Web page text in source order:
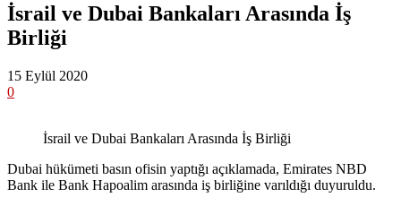
İsrail ve Dubai Bankaları Arasında İş
Birliği
15 Eylül 2020
0
İsrail ve Dubai Bankaları Arasında İş Birliği
Dubai hükümeti basın ofisin yaptığı açıklamada, Emirates NBD
Bank ile Bank Hapoalim arasında iş birliğine varıldığı duyuruldu.